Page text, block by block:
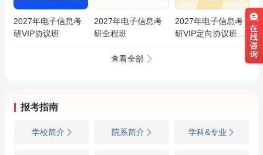
2027年电子信息考
研VIP协议班
2027年电子信息考
研全程班
2027年电子信息考
研VIP定向协议班
查看全部
报考指南
学校简介 院系简介 学科&专业